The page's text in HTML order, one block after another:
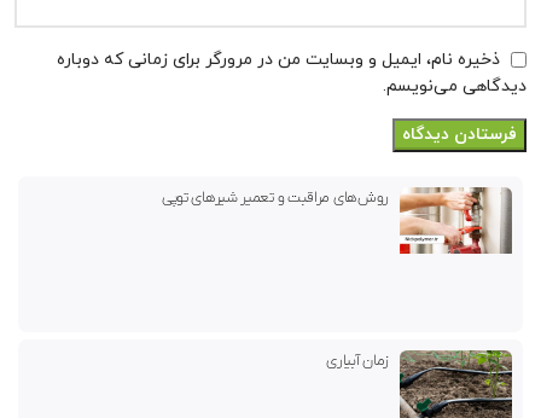
ذخیره نام، ایمیل و وبسایت من در مرورگر برای زمانی که دوباره
دیدگاهی می‌نویسم.
روش‌های مراقبت و تعمیر شیرهای توپی
زمان آبیاری